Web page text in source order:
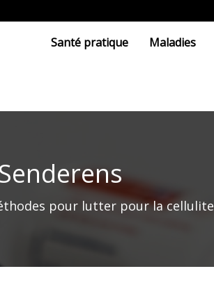
Santé pratique Maladies
pour lutter pour la cellulite